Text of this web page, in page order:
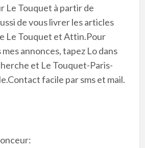
Le Touquet à partir de
de vous livrer les articles
Le Touquet et Attin.Pour
annonces, tapez Lo dans
et Le Touquet-Paris-
facile par sms et mail.